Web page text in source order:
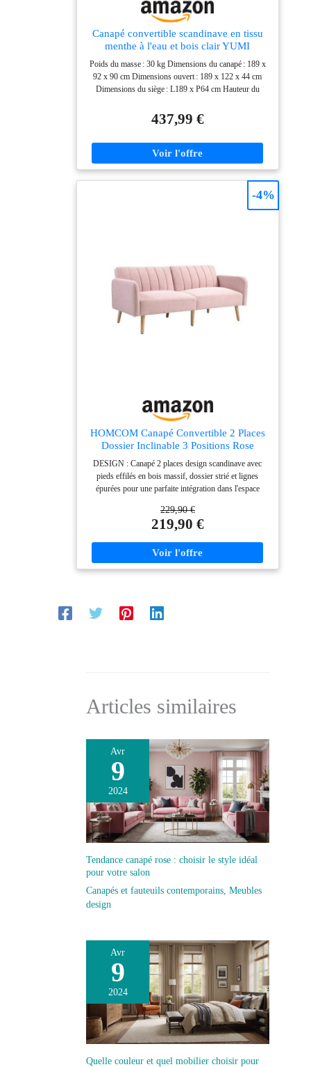
Canapé convertible scandinave en tissu
menthe à l'eau et bois clair YUMI
Poids du masse : 30 kg Dimensions du canapé : 189 x
92 x 90 cm Dimensions ouvert : 189 x 122 x 44 cm
Dimensions du siège : L189 x P64 cm Hauteur du
437,99 €
HOMCOM Canapé Convertible 2 Places
Dossier Inclinable 3 Positions Rose
DESIGN : Canapé 2 places design scandinave avec
pieds effilés en bois massif, dossier strié et lignes
épurées pour une parfaite intégration dans l'espace
DOSSIER RÉGLABLE : Canapé convertible pour
profiter d'un espace de couchage suppémentaire,
D'UTILISATION : Revêtement en tissu aspect lin
haute densité 220 g/m² très perméable à l'air et donc
(25D pour 15 cm d'épaisseur) : confort optimal
229,90 €
219,90 €
-4%
Articles similaires
Avr
9
2024
Tendance canapé rose : choisir le style idéal
pour votre salon
Canapés et fauteuils contemporains Meubles
design
Avr
9
2024
Quelle couleur et quel mobilier choisir pour